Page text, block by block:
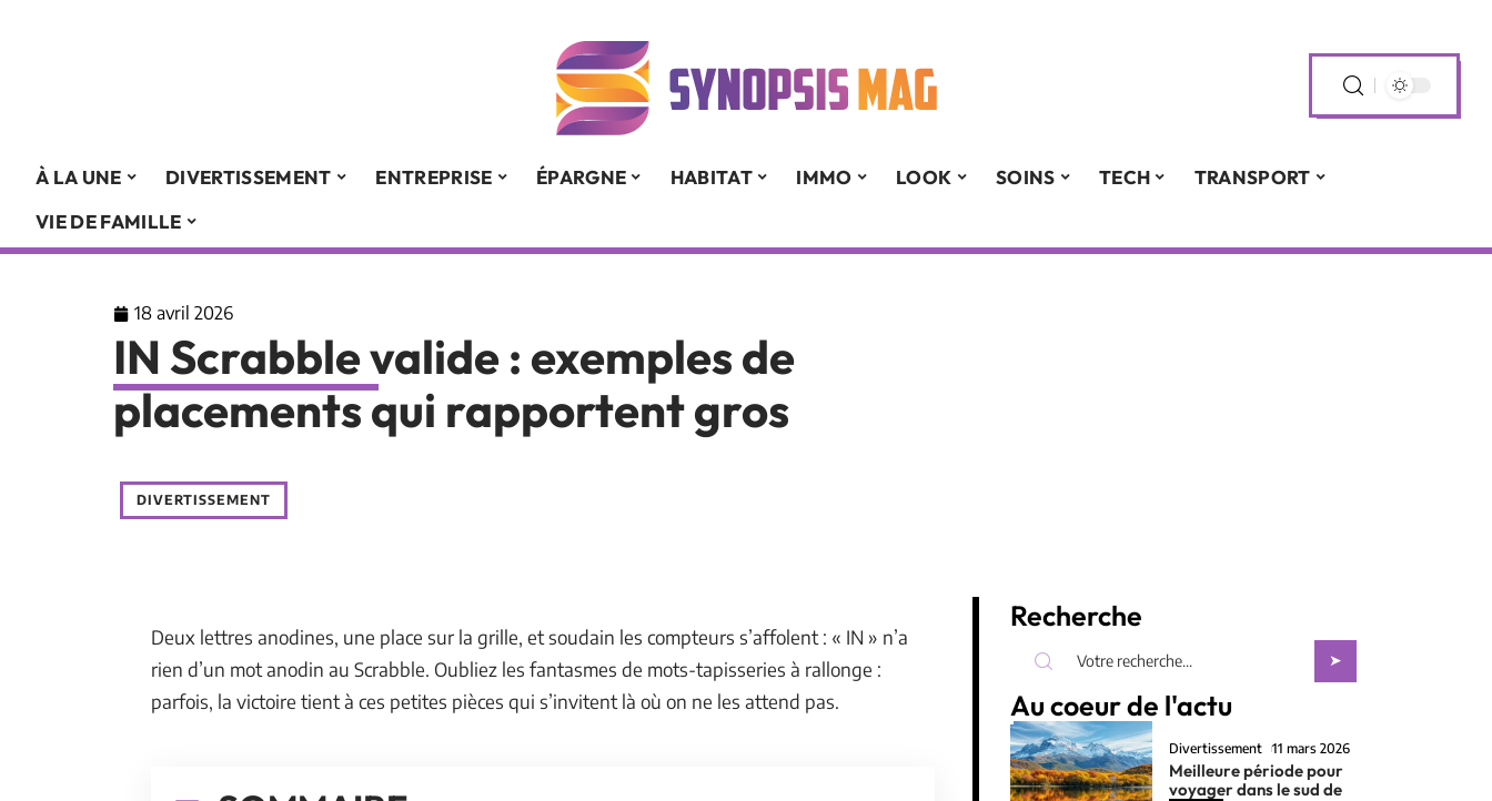
À LA UNE DIVERTISSEMENT ENTREPRISE ÉPARGNE HABITAT IMMO LOOK SOINS TECH
TRANSPORT
VIE DE FAMILLE
18 avril 2026
IN Scrabble valide : exemples de
placements qui rapportent gros
DIVERTISSEMENT
Deux lettres anodines, une place sur la grille, et soudain les compteurs s’affolent : « IN » n’a
rien d’un mot anodin au Scrabble. Oubliez les fantasmes de mots-tapisseries à rallonge :
parfois, la victoire tient à ces petites pièces qui s’invitent là où on ne les attend pas.
Recherche
Au coeur de l'actu
Divertissement 11 mars 2026
Meilleure période pour
voyager dans le sud de